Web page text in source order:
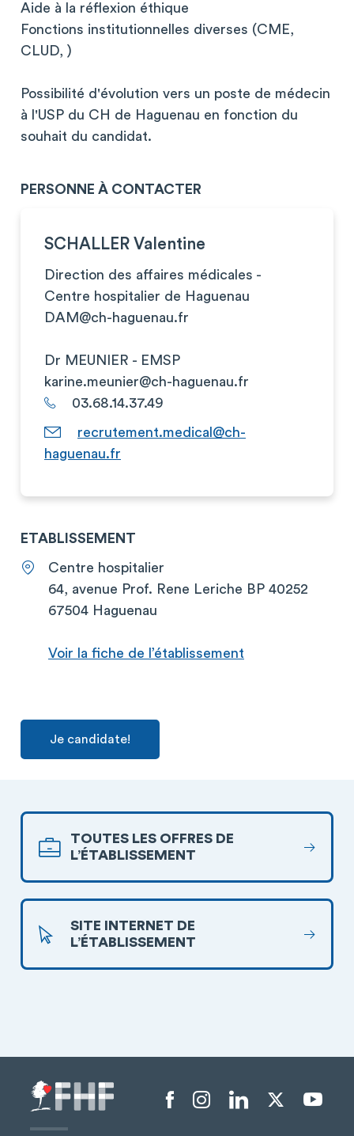
Aide à la réflexion éthique
Fonctions institutionnelles diverses (CME,
CLUD, )
Possibilité d'évolution vers un poste de médecin
à l'USP du CH de Haguenau en fonction du
souhait du candidat.
PERSONNE À CONTACTER
SCHALLER Valentine
Direction des affaires médicales -
Centre hospitalier de Haguenau
DAM@ch-haguenau.fr
Dr MEUNIER - EMSP
karine.meunier@ch-haguenau.fr
03.68.14.37.49
recrutement.medical@ch-
haguenau.fr
ETABLISSEMENT
Centre hospitalier
64, avenue Prof. Rene Leriche BP 40252
67504 Haguenau
Voir la fiche de l’établissement
Je candidate!
TOUTES LES OFFRES DE
L’ÉTABLISSEMENT
SITE INTERNET DE
L’ÉTABLISSEMENT
Menu liens sociaux